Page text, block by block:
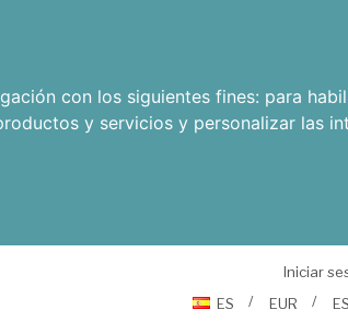
con los siguientes fines: para
y servicios y personalizar las
Iniciar
ES
EUR